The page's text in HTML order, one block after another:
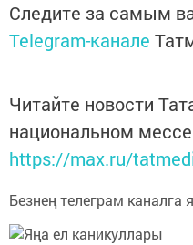
Следите за самым
Telegram-канале
Читайте новости
национальном
https://max.ru/
Безнең телеграм